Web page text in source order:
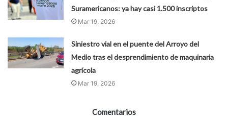
Suramericanos: ya hay casi 1.500 inscriptos
Mar 19, 2026
Siniestro vial en el puente del Arroyo del
Medio tras el desprendimiento de maquinaria
agrícola
Mar 19, 2026
Comentarios